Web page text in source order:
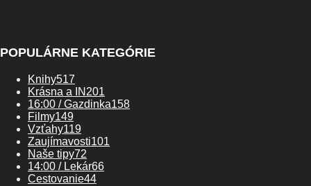
POPULÁRNE KATEGÓRIE
Knihy517
Krásna a IN201
16:00 / Gazdinka158
Filmy149
Vzťahy119
Zaujímavosti101
Naše tipy72
14:00 / Lekár66
Cestovanie44